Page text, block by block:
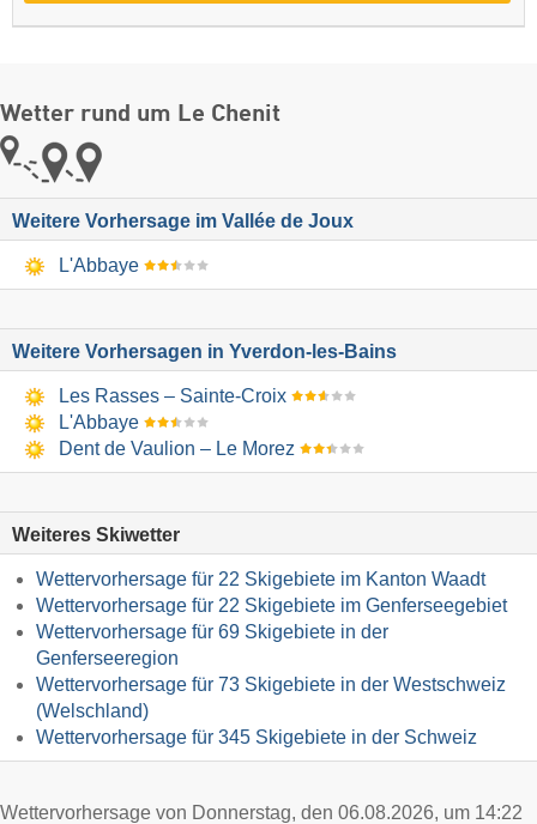
Wetter rund um Le Chenit
Weitere Vorhersage im Vallée de Joux
L'Abbaye
Weitere Vorhersagen in Yverdon-les-Bains
Les Rasses – Sainte-Croix
L'Abbaye
Dent de Vaulion – Le Morez
Weiteres Skiwetter
Wettervorhersage für 22 Skigebiete im Kanton Waadt
Wettervorhersage für 22 Skigebiete im Genferseegebiet
Wettervorhersage für 69 Skigebiete in der
Genferseeregion
Wettervorhersage für 73 Skigebiete in der Westschweiz
(Welschland)
Wettervorhersage für 345 Skigebiete in der Schweiz
Wettervorhersage von Donnerstag, den 06.08.2026, um 14:22